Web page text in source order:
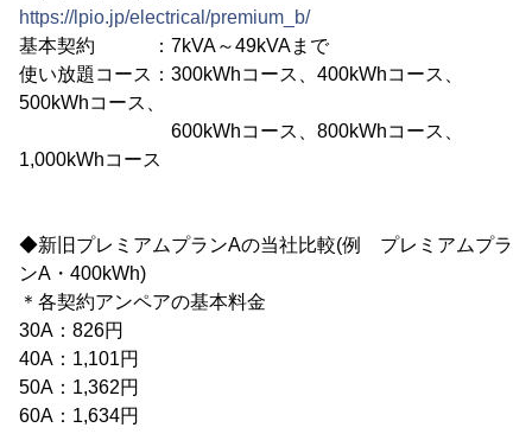
https://lpio.jp/electrical/premium_b/
基本契約 ：7kVA～49kVAまで
使い放題コース：300kWhコース、400kWhコース、
500kWhコース、
600kWhコース、800kWhコース、
1,000kWhコース
◆新旧プレミアムプランAの当社比較(例 プレミアムプラ
ンA・400kWh)
＊各契約アンペアの基本料金
30A：826円
40A：1,101円
50A：1,362円
60A：1,634円